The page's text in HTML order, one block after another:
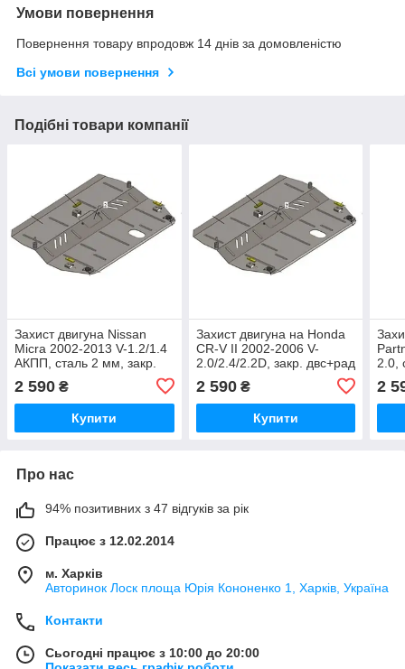
Умови повернення
Повернення товару впродовж 14 днів за домовленістю
Всі умови повернення
Подібні товари компанії
Захист двигуна Nissan
Micra 2002-2013 V-1.2/1.4
АКПП, сталь 2 мм, закр.
2 590 ₴
Купити
Захист двигуна на Honda
CR-V II 2002-2006 V-
2.0/2.4/2.2D, закр. двс+рад
2 590₴
Купити
2.0,
2
Про нас
94% позитивних з 47 відгуків за рік
Працює з 12.02.2014
м. Харків
Авторинок Лоск площа Юрія Кононенко 1, Харків, Україна
Контакти
Сьогодні працює з 10:00 до 20:00